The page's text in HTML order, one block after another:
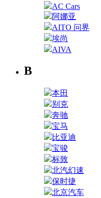
AC Cars
阿娜亚
AITO 问界
埃尚
AIVA
B
本田
别克
奔驰
宝马
比亚迪
宝骏
标致
北汽幻速
保时捷
北京汽车